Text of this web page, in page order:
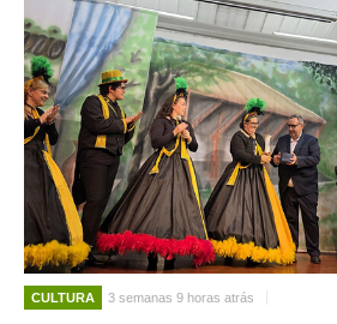
CULTURA 3 semanas 9 horas atrás